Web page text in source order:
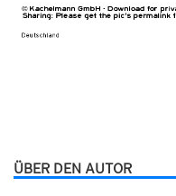
ÜBER DEN AUTOR